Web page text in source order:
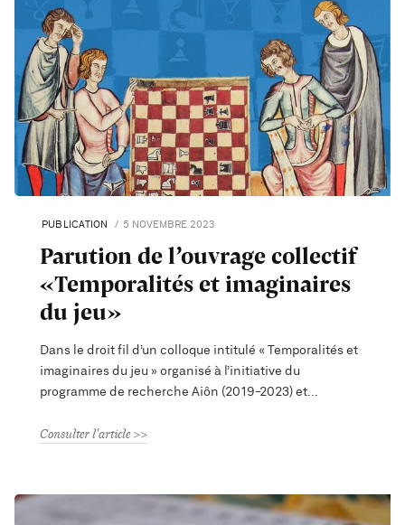
PUBLICATION 5 NOVEMBRE 2023
Parution de l’ouvrage collectif
«Temporalités et imaginaires
du jeu»
Dans le droit fil d’un colloque intitulé « Temporalités et
imaginaires du jeu » organisé à l’initiative du
programme de recherche Aiôn (2019-2023) et
Consulter l'article